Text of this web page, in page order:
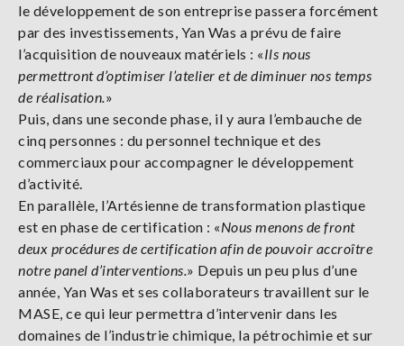
le développement de son entreprise passera forcément
par des investissements, Yan Was a prévu de faire
l’acquisition de nouveaux matériels : «Ils nous
permettront d’optimiser l’atelier et de diminuer nos temps
de réalisation. »
Puis, dans une seconde phase, il y aura l’embauche de
cinq personnes : du personnel technique et des
commerciaux pour accompagner le développement
d’activité.
En parallèle, l’Artésienne de transformation plastique
est en phase de certification : «Nous menons de front
deux procédures de certification afin de pouvoir accroître
notre panel d’interventions. » Depuis un peu plus d’une
année, Yan Was et ses collaborateurs travaillent sur le
MASE, ce qui leur permettra d’intervenir dans les
domaines de l’industrie chimique, la pétrochimie et sur